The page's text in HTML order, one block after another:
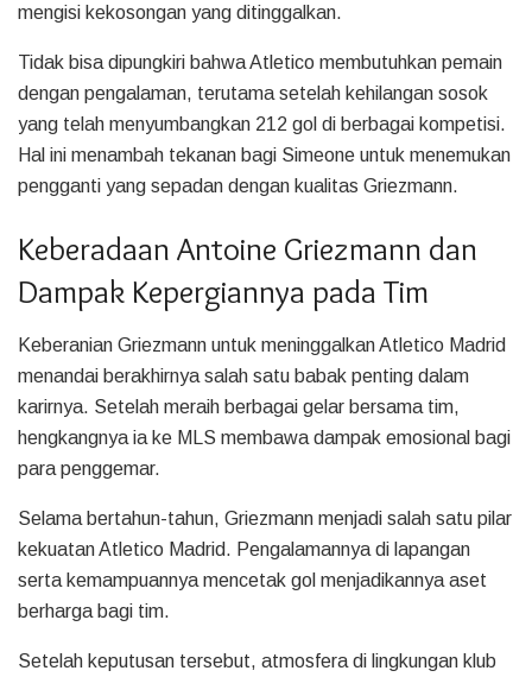
mengisi kekosongan yang ditinggalkan.
Tidak bisa dipungkiri bahwa Atletico membutuhkan pemain
dengan pengalaman, terutama setelah kehilangan sosok
yang telah menyumbangkan 212 gol di berbagai kompetisi.
Hal ini menambah tekanan bagi Simeone untuk menemukan
pengganti yang sepadan dengan kualitas Griezmann.
Keberadaan Antoine Griezmann dan
Dampak Kepergiannya pada Tim
Keberanian Griezmann untuk meninggalkan Atletico Madrid
menandai berakhirnya salah satu babak penting dalam
karirnya. Setelah meraih berbagai gelar bersama tim,
hengkangnya ia ke MLS membawa dampak emosional bagi
para penggemar.
Selama bertahun-tahun, Griezmann menjadi salah satu pilar
kekuatan Atletico Madrid. Pengalamannya di lapangan
serta kemampuannya mencetak gol menjadikannya aset
berharga bagi tim.
Setelah keputusan tersebut, atmosfera di lingkungan klub